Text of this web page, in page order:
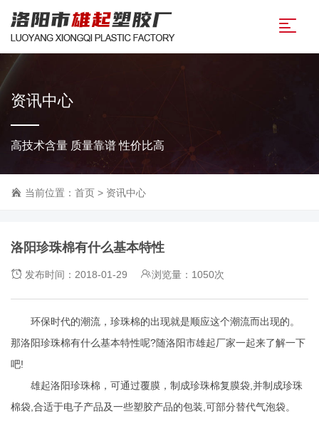
资讯中心
高技术含量 质量靠谱 性价比高
当前位置： 首页 > 资讯中心
洛阳珍珠棉有什么基本特性
发布时间：2018-01-29 浏览量：1050次
环保时代的潮流， 珍珠棉的出现就是顺应这个潮流而出现的。
那洛阳珍珠棉有什么基本特性呢?随洛阳市雄起厂家一起来了解一下
吧!
雄起洛阳珍珠棉，可通过覆膜，制成珍珠棉复膜袋,并制成珍珠
棉袋,合适于电子产品及一些塑胶产品的包装,可部分替代气泡袋。